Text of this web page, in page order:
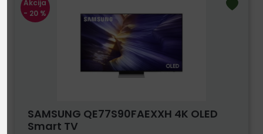
Akcija
- 20 %
SAMSUNG QE77S90FAEXXH 4K OLED
Smart TV